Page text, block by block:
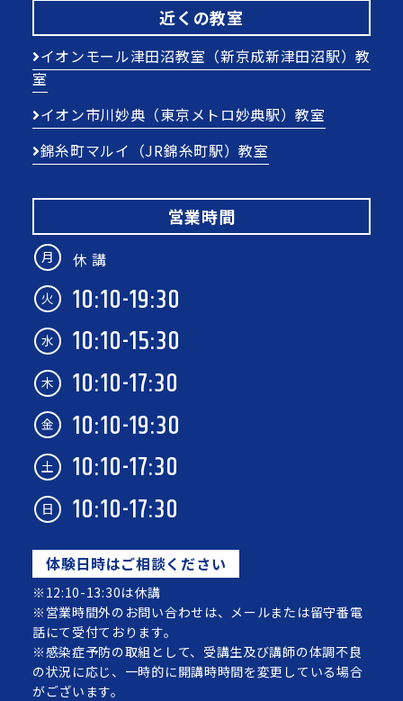
近くの教室
イオンモール津田沼教室（新京成新津田沼駅）教
室
イオン市川妙典（東京メトロ妙典駅）教室
錦糸町マルイ（JR錦糸町駅）教室
営業時間
月 休 講
火 10:10-19:30
水 10:10-15:30
木 10:10-17:30
金 10:10-19:30
土 10:10-17:30
日 10:10-17:30
体験日時はご相談ください
※12:10-13:30は休講
※営業時間外のお問い合わせは、メールまたは留守番電
話にて受付ております。
※感染症予防の取組として、受講生及び講師の体調不良
の状況に応じ、一時的に開講時時間を変更している場合
がございます。